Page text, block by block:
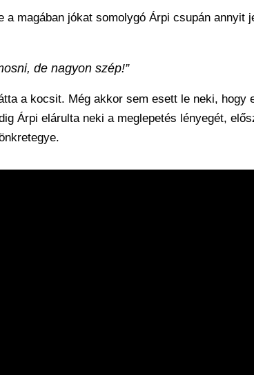
a magában jókat somolygó Árpi csupán annyit
de nagyon szép!”
a kocsit. Még akkor sem esett le neki, hogy
Árpi elárulta neki a meglepetés lényegét,